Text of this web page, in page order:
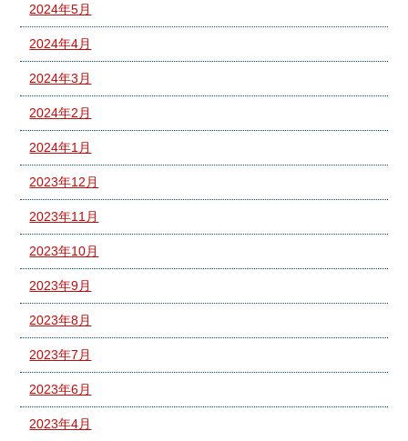
2024年5月
2024年4月
2024年3月
2024年2月
2024年1月
2023年12月
2023年11月
2023年10月
2023年9月
2023年8月
2023年7月
2023年6月
2023年4月